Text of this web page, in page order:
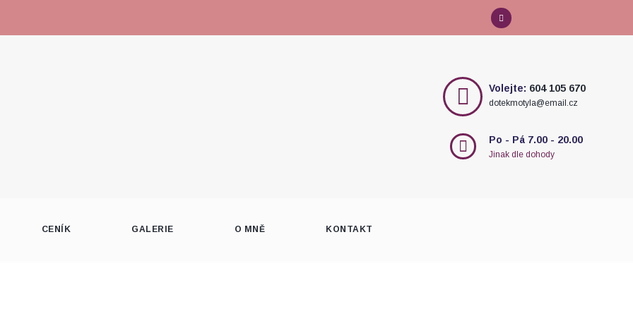
Volejte: 604 105 670
dotekmotyla@email.cz
Po - Pá 7.00 - 20.00
Jinak dle dohody
CENÍK GALERIE O MNĚ KONTAKT